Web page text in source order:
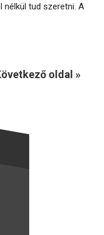
tud szeretni. A
oldal »